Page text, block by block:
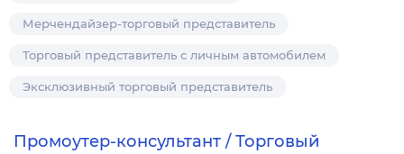
Мерчендайзер-торговый представитель
Торговый представитель с личным автомобилем
Эксклюзивный торговый представитель
Промоутер-консультант / Торговый